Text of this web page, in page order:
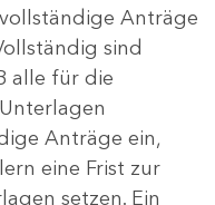
Anträge
sind
alle für die
Anträge ein,
eine Frist zur
setzen. Ein